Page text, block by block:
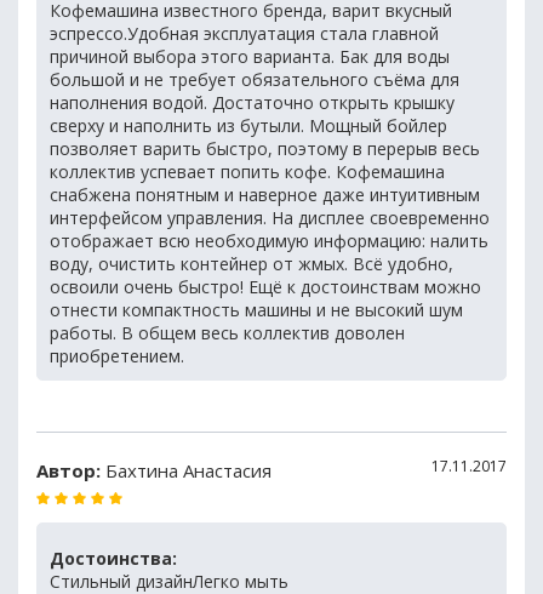
Кофемашина известного бренда, варит вкусный
эспрессо.Удобная эксплуатация стала главной
причиной выбора этого варианта. Бак для воды
большой и не требует обязательного съёма для
наполнения водой. Достаточно открыть крышку
сверху и наполнить из бутыли. Мощный бойлер
позволяет варить быстро, поэтому в перерыв весь
коллектив успевает попить кофе. Кофемашина
снабжена понятным и наверное даже интуитивным
интерфейсом управления. На дисплее своевременно
отображает всю необходимую информацию: налить
воду, очистить контейнер от жмых. Всё удобно,
освоили очень быстро! Ещё к достоинствам можно
отнести компактность машины и не высокий шум
работы. В общем весь коллектив доволен
приобретением.
Автор: Бахтина Анастасия 17.11.2017
Достоинства:
Стильный дизайнЛегко мыть